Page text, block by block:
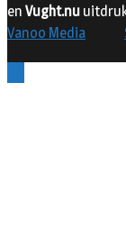
en Vught.nu
Vanoo Media